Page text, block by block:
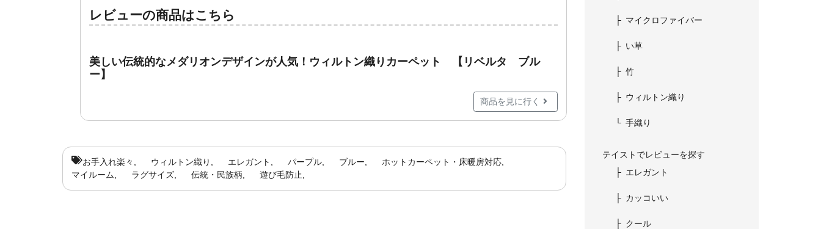
レビューの商品はこちら
美しい伝統的なメダリオンデザインが人気！ウィルトン織りカーペット 【リベルタ ブル
ー】
商品を見に行く
お手入れ楽々 ウィルトン織り エレガント パープル ブルー
ホットカーペット・床暖房対応
マイルーム
ラグサイズ 伝統・民族柄 遊び毛防止
マイクロファイバー
い草
竹
ウィルトン織り
手織り
テイストでレビューを探す
エレガント
カッコいい
クール